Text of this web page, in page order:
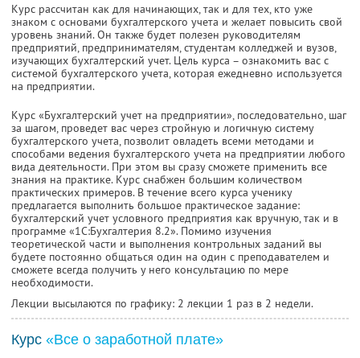
Курс рассчитан как для начинающих, так и для тех, кто уже
знаком с основами бухгалтерского учета и желает повысить свой
уровень знаний. Он также будет полезен руководителям
предприятий, предпринимателям, студентам колледжей и вузов,
изучающих бухгалтерский учет. Цель курса – ознакомить вас с
системой бухгалтерского учета, которая ежедневно используется
на предприятии.
Курс «Бухгалтерский учет на предприятии», последовательно, шаг
за шагом, проведет вас через стройную и логичную систему
бухгалтерского учета, позволит овладеть всеми методами и
способами ведения бухгалтерского учета на предприятии любого
вида деятельности. При этом вы сразу сможете применить все
знания на практике. Курс снабжен большим количеством
практических примеров. В течение всего курса ученику
предлагается выполнить большое практическое задание:
бухгалтерский учет условного предприятия как вручную, так и в
программе «1С:Бухгалтерия 8.2». Помимо изучения
теоретической части и выполнения контрольных заданий вы
будете постоянно общаться один на один с преподавателем и
сможете всегда получить у него консультацию по мере
необходимости.
Лекции высылаются по графику: 2 лекции 1 раз в 2 недели.
Курс «Все о заработной плате»